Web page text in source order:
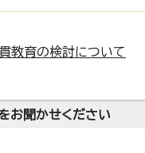
教育の検討について
お聞かせください